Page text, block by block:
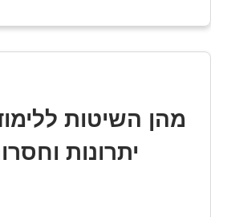
מהן השיטות
יתרונות